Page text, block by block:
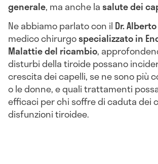
generale, ma anche lasalute dei
Ne abbiamo parlato con il Dr.
medico chirurgospecializzato in
Malattie del ricambio,
disturbi della tiroide possano
crescita dei capelli, se ne sono più
o le donne, e quali trattamenti
efficaci per chi soffre di caduta dei
disfunzioni tiroidee.